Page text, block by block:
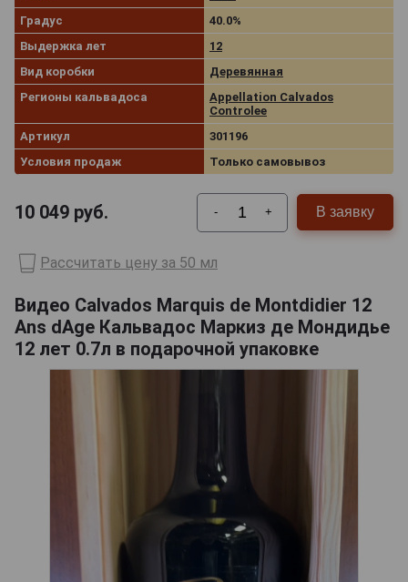
Градус
40.0%
Выдержка лет
12
Вид коробки
Деревянная
Регионы кальвадоса
Appellation Calvados
Controlee
Артикул
301196
Условия продаж
Только самовывоз
10 049 руб. - + В заявку
Рассчитать цену за 50 мл
Видео Calvados Marquis de Montdidier 12
Ans dAge Кальвадос Маркиз де Мондидье
12 лет 0.7л в подарочной упаковке